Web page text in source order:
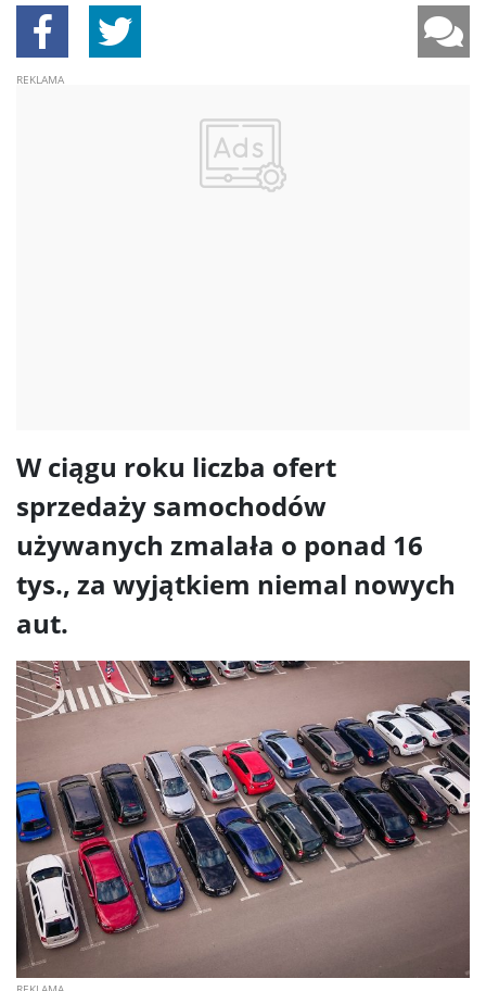
W ciągu roku liczba ofert
sprzedaży samochodów
używanych zmalała o ponad 16
tys., za wyjątkiem niemal nowych
aut.